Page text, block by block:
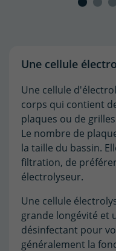
Une cellule
Une cellule
corps qui contient
plaques ou de
Le nombre de
la taille du bassin.
filtration, de
électrolyseur.
Une cellule
grande longévité et
désinfectant pour
généralement la